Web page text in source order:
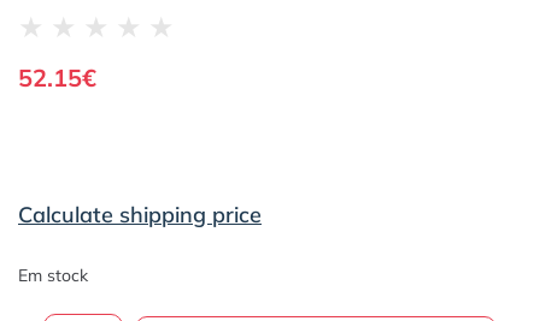
★ ★ ★ ★ ★
52.15€
Calculate shipping price
Em stock